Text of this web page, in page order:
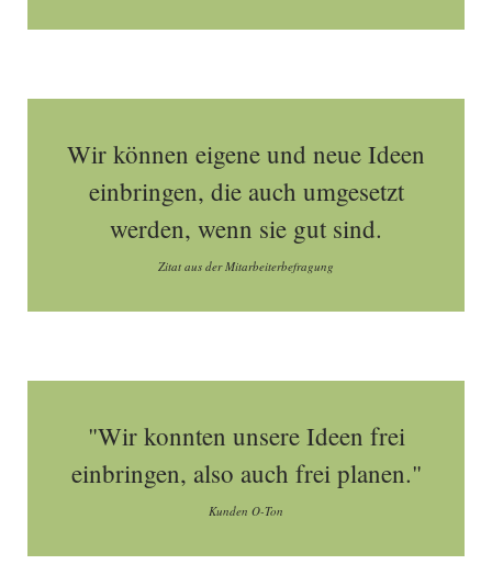
Wir können eigene und neue Ideen
einbringen, die auch umgesetzt
werden, wenn sie gut sind.
Zitat aus der Mitarbeiterbefragung
"Wir konnten unsere Ideen frei
einbringen, also auch frei planen."
Kunden O-Ton